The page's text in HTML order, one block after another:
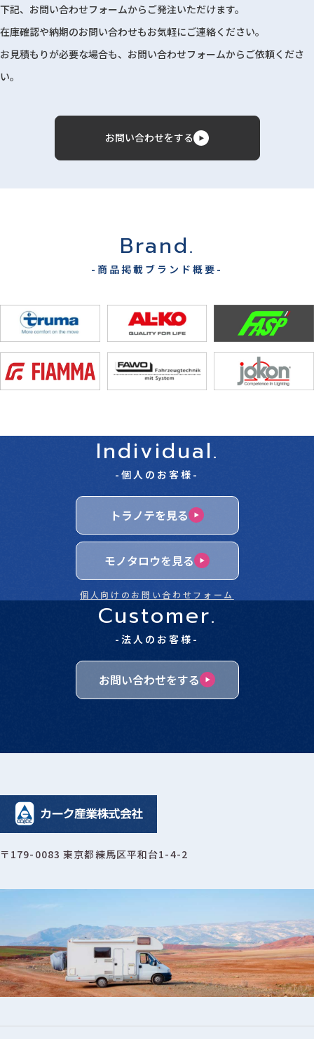
下記、お問い合わせフォームからご発注いただけます。
在庫確認や納期のお問い合わせもお気軽にご連絡ください。
お見積もりが必要な場合も、お問い合わせフォームからご依頼くださ
い。
お問い合わせをする
Brand.
-商品掲載ブランド概要-
Individual.
-個人のお客様-
トラノテを見る
モノタロウを見る
個人向けのお問い合わせフォーム
Customer.
-法人のお客様-
お問い合わせをする
〒179-0083 東京都練馬区平和台1-4-2